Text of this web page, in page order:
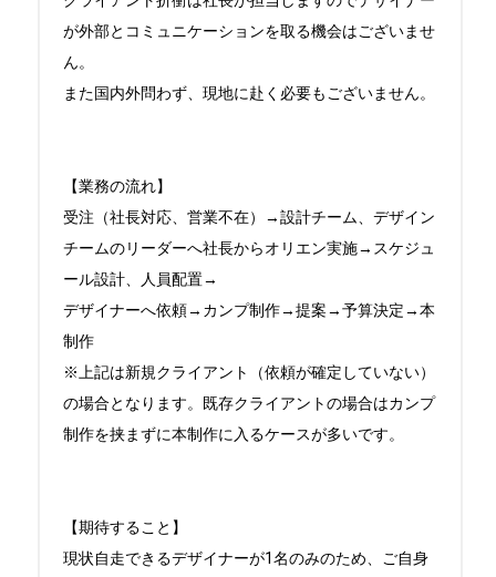
が外部とコミュニケーションを取る機会はございませ
ん。
また国内外問わず、現地に赴く必要もございません。
【業務の流れ】
受注（社長対応、営業不在）→設計チーム、デザイン
チームのリーダーへ社長からオリエン実施→スケジュ
ール設計、人員配置→
デザイナーへ依頼→カンプ制作→提案→予算決定→本
制作
※上記は新規クライアント（依頼が確定していない）
の場合となります。既存クライアントの場合はカンプ
制作を挟まずに本制作に入るケースが多いです。
【期待すること】
現状自走できるデザイナーが1名のみのため、ご自身